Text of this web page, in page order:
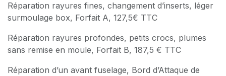
Réparation rayures fines, changement d’inserts, léger
surmoulage box, Forfait A, 127,5€ TTC
Réparation rayures profondes, petits crocs, plumes
sans remise en moule, Forfait B, 187,5 € TTC
Réparation d’un avant fuselage, Bord d’Attaque de